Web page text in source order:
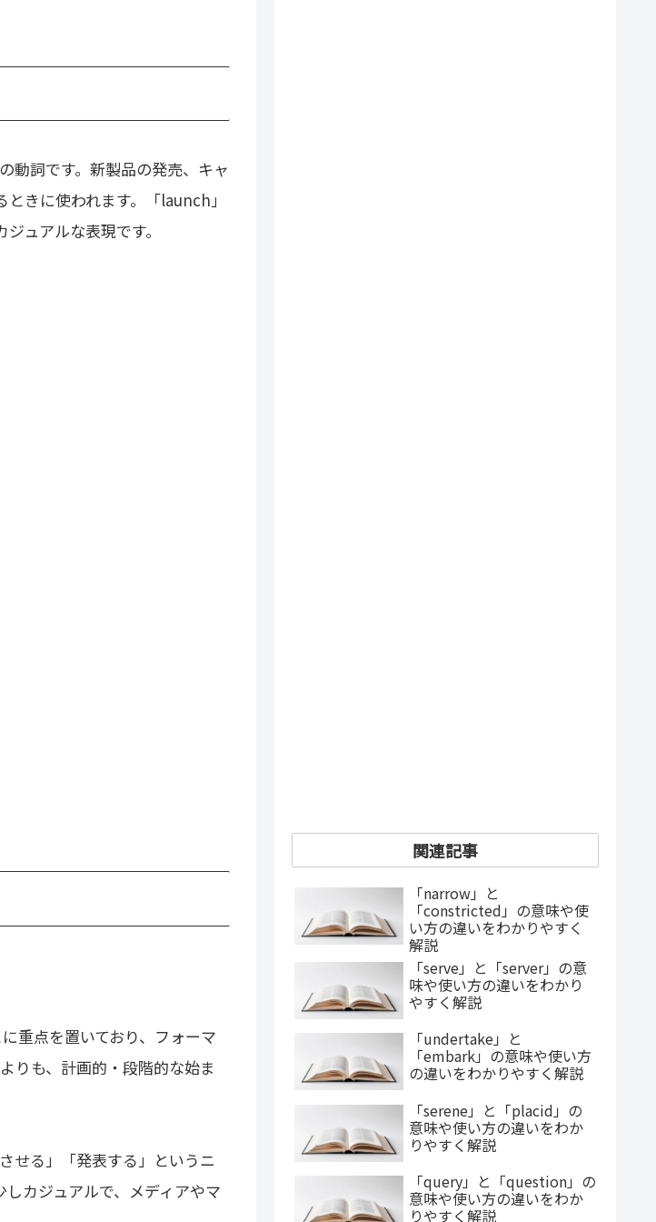
動詞です。新製品の発売、キャ
きに使われます。「launch」
ュアルな表現です。
重点を置いており、フォーマ
りも、計画的・段階的な始ま
せる」「発表する」というニ
カジュアルで、メディアやマ
関連記事
「narrow」と
「constricted」の意味や使
い方の違いをわかりやすく
解説
「serve」と「server」の意
味や使い方の違いをわかり
やすく解説
「undertake」と
「embark」の意味や使い方
の違いをわかりやすく解説
「serene」と「placid」の
意味や使い方の違いをわか
りやすく解説
「query」と「question」の
意味や使い方の違いをわか
りやすく解説